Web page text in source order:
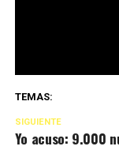
TEMAS:
SIGUIENTE
Yo acuso: 9.000